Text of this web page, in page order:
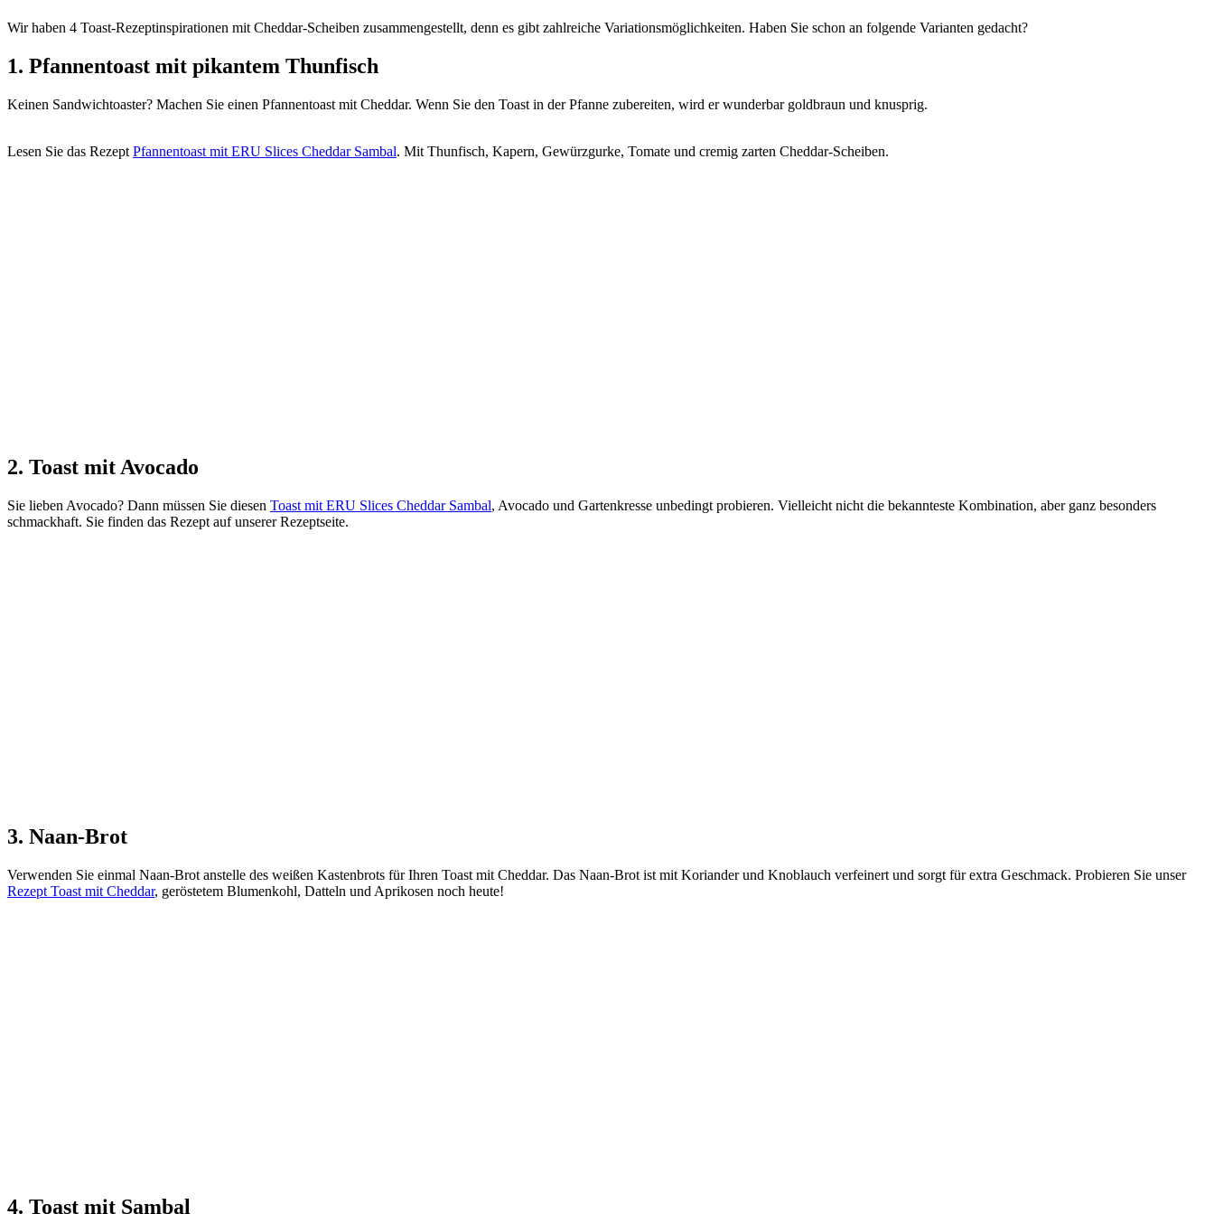
Wir haben 4 Toast-Rezeptinspirationen mit Cheddar-Scheiben zusammengestellt, denn es gibt zahlreiche Variationsmöglichkeiten. Haben Sie schon an folgende Varianten gedacht?
1. Pfannentoast mit pikantem Thunfisch
Keinen Sandwichtoaster? Machen Sie einen Pfannentoast mit Cheddar. Wenn Sie den Toast in der Pfanne zubereiten, wird er wunderbar goldbraun und knusprig.
Lesen Sie das Rezept Pfannentoast mit ERU Slices Cheddar Sambal. Mit Thunfisch, Kapern, Gewürzgurke, Tomate und cremig zarten Cheddar-Scheiben.
2. Toast mit Avocado
Sie lieben Avocado? Dann müssen Sie diesen Toast mit ERU Slices Cheddar Sambal, Avocado und Gartenkresse unbedingt probieren. Vielleicht nicht die bekannteste Kombination, aber ganz besonders
schmackhaft. Sie finden das Rezept auf unserer Rezeptseite.
3. Naan-Brot
Verwenden Sie einmal Naan-Brot anstelle des weißen Kastenbrots für Ihren Toast mit Cheddar. Das Naan-Brot ist mit Koriander und Knoblauch verfeinert und sorgt für extra Geschmack. Probieren Sie unser
Rezept Toast mit Cheddar, geröstetem Blumenkohl, Datteln und Aprikosen noch heute!
4. Toast mit Sambal